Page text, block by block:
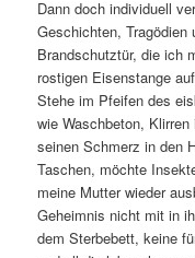
Dann doch individuell
Geschichten,
Brandschutztür, die ich
rostigen Eisenstange
Stehe im Pfeifen des
wie Waschbeton,
seinen Schmerz in den
Taschen, möchte
meine Mutter wieder
Geheimnis nicht mit in
dem Sterbebett, keine